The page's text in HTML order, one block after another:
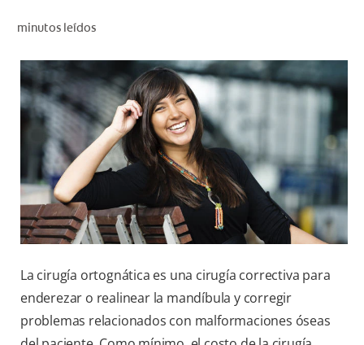
PARA PROFESIONALES
CL (ES)
SUSCRÍBASE
minutos leídos
La cirugía ortognática es una cirugía correctiva para
enderezar o realinear la mandíbula y corregir
problemas relacionados con malformaciones óseas